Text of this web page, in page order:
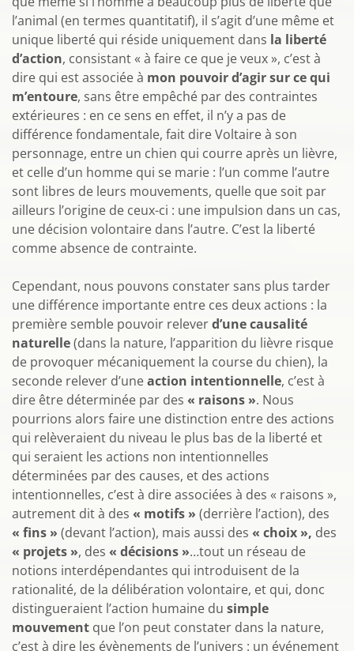
l’animal (en termes quantitatif), il s’agit d’une même et
unique liberté qui réside uniquement dans la liberté
d’action, consistant « à faire ce que je veux », c’est à
dire qui est associée à mon pouvoir d’agir sur ce qui
m’entoure, sans être empêché par des contraintes
extérieures : en ce sens en effet, il n’y a pas de
différence fondamentale, fait dire Voltaire à son
personnage, entre un chien qui courre après un lièvre,
et celle d’un homme qui se marie : l’un comme l’autre
sont libres de leurs mouvements, quelle que soit par
ailleurs l’origine de ceux-ci : une impulsion dans un cas,
une décision volontaire dans l’autre. C’est la liberté
comme absence de contrainte.
Cependant, nous pouvons constater sans plus tarder
une différence importante entre ces deux actions : la
première semble pouvoir releverd’une causalité
naturelle(dans la nature, l’apparition du lièvre risque
de provoquer mécaniquement la course du chien), la
seconde relever d’uneaction intentionnelle, c’est à
dire être déterminée par des « raisons ». Nous
pourrions alors faire une distinction entre des actions
qui relèveraient du niveau le plus bas de la liberté et
qui seraient les actions non intentionnelles
déterminées par des causes, et des actions
intentionnelles, c’est à dire associées à des « raisons »,
autrement dit à des « motifs » (derrière l’action), des
« fins » (devant l’action), mais aussi des « choix », des
« projets », des « décisions »…tout un réseau de
notions interdépendantes qui introduisent de la
rationalité, de la délibération volontaire, et qui, donc
distingueraient l’action humaine du simple
mouvement que l’on peut constater dans la nature,
c’est à dire les évènements de l’univers : un événement